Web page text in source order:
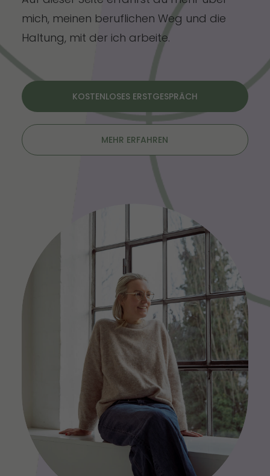
mich, meinen beruflichen Weg und die
Haltung, mit der ich arbeite.
KOSTENLOSES ERSTGESPRÄCH
MEHR ERFAHREN